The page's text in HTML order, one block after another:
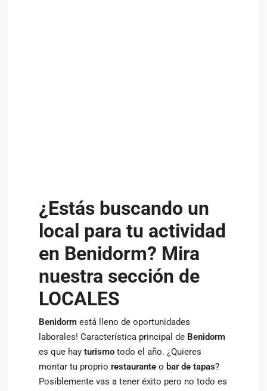
¿Estás buscando un
local para tu actividad
en Benidorm? Mira
nuestra sección de
LOCALES
Benidorm está lleno de oportunidades
laborales! Característica principal de Benidorm
es que hay turismo todo el año. ¿Quieres
montar tu proprio restaurante o bar de tapas?
Posiblemente vas a tener éxito pero no todo es